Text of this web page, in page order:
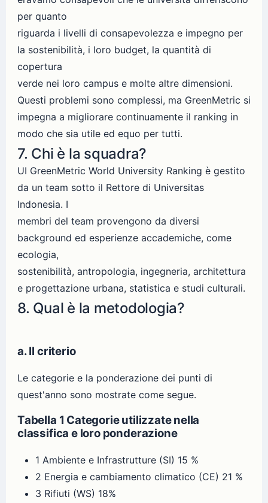
per quanto
riguarda i livelli di consapevolezza e impegno per
la sostenibilità, i loro budget, la quantità di
copertura
verde nei loro campus e molte altre dimensioni.
Questi problemi sono complessi, ma GreenMetric si
impegna a migliorare continuamente il ranking in
modo che sia utile ed equo per tutti.
7. Chi è la squadra?
UI GreenMetric World University Ranking è gestito
da un team sotto il Rettore di Universitas
Indonesia. I
membri del team provengono da diversi
background ed esperienze accademiche, come
ecologia,
sostenibilità, antropologia, ingegneria, architettura
e progettazione urbana, statistica e studi culturali.
8. Qual è la metodologia?
a. Il criterio
Le categorie e la ponderazione dei punti di
quest'anno sono mostrate come segue.
Tabella 1 Categorie utilizzate nella
classifica e loro ponderazione
1 Ambiente e Infrastrutture (SI) 15 %
2 Energia e cambiamento climatico (CE) 21 %
3 Rifiuti (WS) 18%